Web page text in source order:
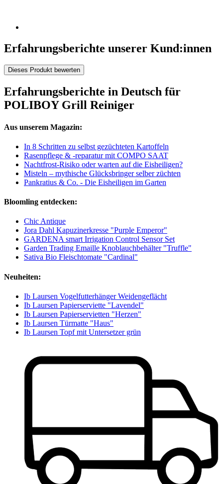
Erfahrungsberichte unserer Kund:innen
Dieses Produkt bewerten
Erfahrungsberichte in Deutsch für
POLIBOY Grill Reiniger
Aus unserem Magazin:
In 8 Schritten zu selbst gezüchteten Kartoffeln
Rasenpflege & -reparatur mit COMPO SAAT
Nachtfrost-Risiko oder warten auf die Eisheiligen?
Misteln – mythische Glücksbringer selber züchten
Pankratius & Co. - Die Eisheiligen im Garten
Bloomling entdecken:
Chic Antique
Jora Dahl Kapuzinerkresse "Purple Emperor"
GARDENA smart Irrigation Control Sensor Set
Garden Trading Emaille Knoblauchbehälter "Truffle"
Sativa Bio Fleischtomate "Cardinal"
Neuheiten:
Ib Laursen Vogelfutterhänger Weidengeflächt
Ib Laursen Papierserviette "Lavendel"
Ib Laursen Papierservietten "Herzen"
Ib Laursen Türmatte "Haus"
Ib Laursen Topf mit Untersetzer grün